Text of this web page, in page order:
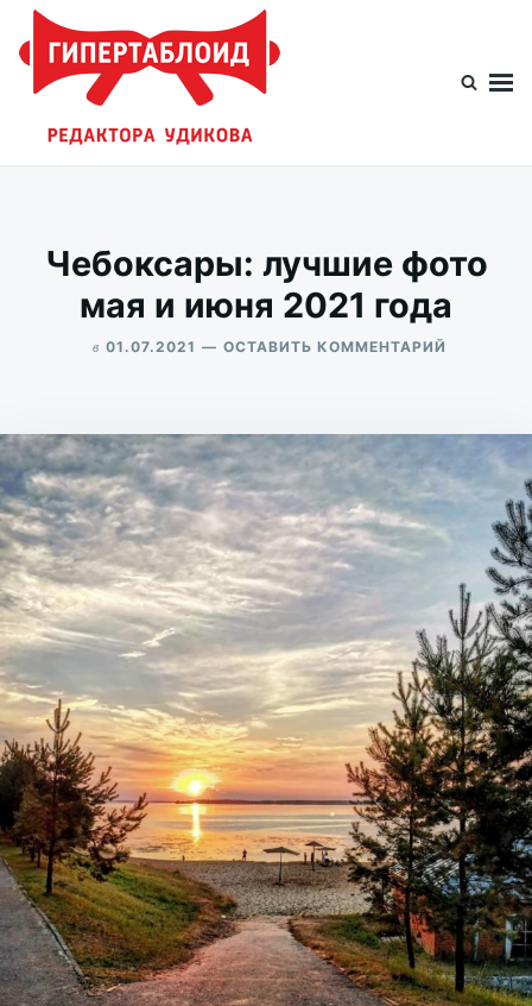
Перейти
содержимому
Искать:
Чебоксары: лучшие фото
мая и июня 2021 года
в 01.07.2021 ОСТАВИТЬ КОММЕНТАРИЙ
МАЯ
ИЮНЯ
2021
ГОДА